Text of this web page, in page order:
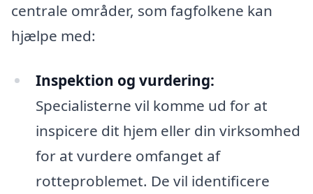
centrale områder, som fagfolkene kan
hjælpe med:
Inspektion og vurdering:
Specialisterne vil komme ud for at
inspicere dit hjem eller din virksomhed
for at vurdere omfanget af
rotteproblemet. De vil identificere